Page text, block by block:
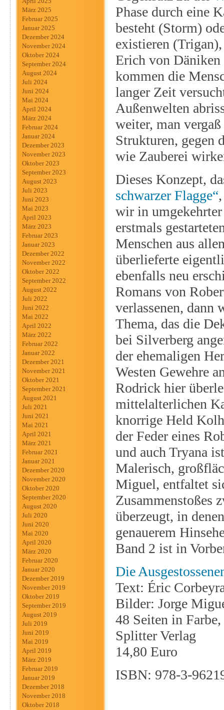
März 2025
Februar 2025
Januar 2025
Dezember 2024
November 2024
Oktober 2024
September 2024
August 2024
Juli 2024
Juni 2024
Mai 2024
April 2024
März 2024
Februar 2024
Januar 2024
Dezember 2023
November 2023
Oktober 2023
September 2023
August 2023
Juli 2023
Juni 2023
Mai 2023
April 2023
März 2023
Februar 2023
Januar 2023
Dezember 2022
November 2022
Oktober 2022
September 2022
August 2022
Juli 2022
Juni 2022
Mai 2022
April 2022
März 2022
Februar 2022
Januar 2022
Dezember 2021
November 2021
Oktober 2021
September 2021
August 2021
Juli 2021
Juni 2021
Mai 2021
April 2021
März 2021
Februar 2021
Januar 2021
Dezember 2020
November 2020
Oktober 2020
September 2020
August 2020
Juli 2020
Juni 2020
Mai 2020
April 2020
März 2020
Februar 2020
Januar 2020
Dezember 2019
November 2019
Oktober 2019
September 2019
August 2019
Juli 2019
Juni 2019
Mai 2019
April 2019
März 2019
Februar 2019
Januar 2019
Dezember 2018
November 2018
Oktober 2018
Phase durch eine
besteht (Storm)
existieren
Erich von
kommen die
langer Zeit
Außenwelten
weiter, man
Strukturen, gegen
wie Zauberei
Dieses Konzept,
schwarzer Flagge“
wir in
erstmals
Menschen aus
überlieferte
ebenfalls neu
Romans von
verlassenen, dann
Thema, das die
bei Silverberg
der ehemaligen
Westen Gewehre
Rodrick hier
mittelalterlichen
knorrige Held
der Feder eines
und auch Tryana
Malerisch,
Miguel, entfaltet
Zusammenstoßes
überzeugt, in
genauerem
Band 2 ist in
Die
Text: Éric
Bilder: Jorge
48 Seiten in
Splitter Verlag
14,80 Euro
ISBN: 978-3-